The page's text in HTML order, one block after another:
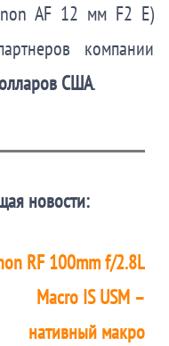
AF 12 мм F2 E)
компании
США.
новости:
RF 100mm f/2.8L
Macro IS USM –
нативный макро